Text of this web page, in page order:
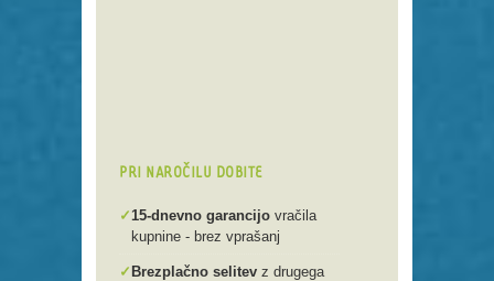
PRI NAROČILU DOBITE
✓15-dnevno garancijo vračila
kupnine - brez vprašanj
✓ Brezplačno selitev z drugega